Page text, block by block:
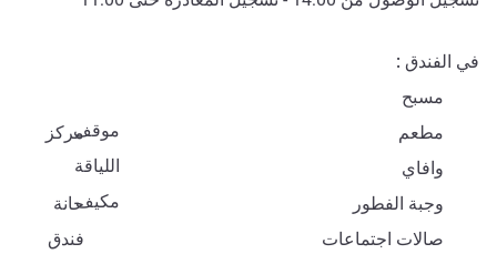
في الفندق
مسبح
موقف
مطعم
مركز
اللياقة
وافاي
مكيف
وجبة الفطور
حانة
صالات اجتماعات
فندق